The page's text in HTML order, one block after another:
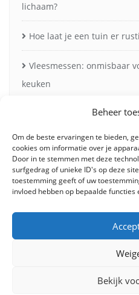
Beheer
Om de beste ervaringen te bieden,
cookies om informatie over je
Door in te stemmen met deze
surfgedrag of unieke ID's op deze
toestemming geeft of uw
invloed hebben op bepaalde functies
Bekijk
lichaam?
Hoe laat je een tuin er
Vleesmessen: onmisbaar
keuken
Zonneschermen in de
en meer comfort